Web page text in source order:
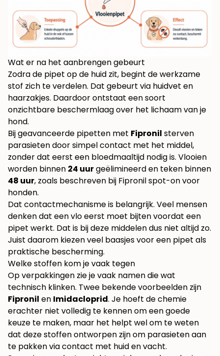
Wat er na het aanbrengen gebeurt
Zodra de pipet op de huid zit, begint de werkzame
stof zich te verdelen. Dat gebeurt via huidvet en
haarzakjes. Daardoor ontstaat een soort
onzichtbare beschermlaag over het lichaam van je
hond.
Bij geavanceerde pipetten met Fipronil sterven
parasieten door simpel contact met het middel,
zonder dat eerst een bloedmaaltijd nodig is. Vlooien
worden binnen 24 uurgeëlimineerd en teken binnen
48 uur, zoals beschreven bij Fipronil spot-on voor
honden.
Dat contactmechanisme is belangrijk. Veel mensen
denken dat een vlo eerst moet bijten voordat een
pipet werkt. Dat is bij deze middelen dus niet altijd zo.
Juist daarom kiezen veel baasjes voor een pipet als
praktische bescherming.
Welke stoffen kom je vaak tegen
Op verpakkingen zie je vaak namen die wat
technisch klinken. Twee bekende voorbeelden zijn
Fipronil en Imidacloprid. Je hoeft de chemie
erachter niet volledig te kennen om een goede
keuze te maken, maar het helpt wel om te weten
dat deze stoffen ontworpen zijn om parasieten aan
te pakken via contact met huid en vacht.